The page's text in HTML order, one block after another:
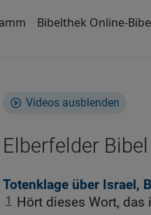
Bibelthek Online-
Videos ausblenden
Elberfelder
Totenklage über Israel,
1
Hört dieses Wort, das